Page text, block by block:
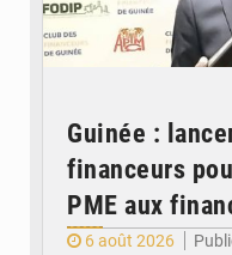
Guinée :
financeurs
PME aux
6 août 2026